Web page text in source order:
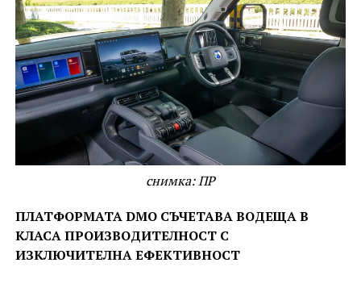
снимка: ПР
ПЛАТФОРМАТА DMO СЪЧЕТАВА ВОДЕЩА В
КЛАСА ПРОИЗВОДИТЕЛНОСТ С
ИЗКЛЮЧИТЕЛНА ЕФЕКТИВНОСТ